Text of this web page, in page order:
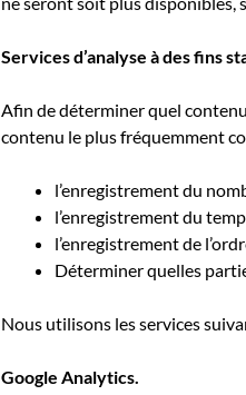
Services d’analyse à des fins
Afin de déterminer quel
contenu le plus fréquemment
l’enregistrement du
l’enregistrement du
l’enregistrement de
Déterminer quelles
Nous utilisons les services
Google Analytics.